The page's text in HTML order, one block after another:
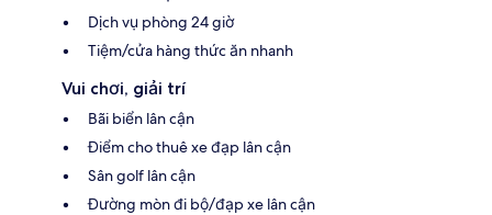
Dịch vụ phòng 24 giờ
Tiệm/cửa hàng thức ăn nhanh
Vui chơi, giải trí
Bãi biển lân cận
Điểm cho thuê xe đạp lân cận
Sân golf lân cận
Đường mòn đi bộ/đạp xe lân cận